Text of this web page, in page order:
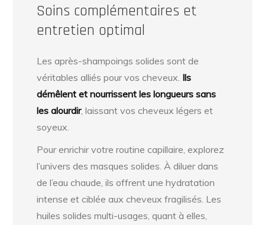
Soins complémentaires et
entretien optimal
Les après-shampoings solides sont de
véritables alliés pour vos cheveux. Ils
démêlent et nourrissent les longueurs sans
les alourdir, laissant vos cheveux légers et
soyeux.
Pour enrichir votre routine capillaire, explorez
l’univers des masques solides. À diluer dans
de l’eau chaude, ils offrent une hydratation
intense et ciblée aux cheveux fragilisés. Les
huiles solides multi-usages, quant à elles,